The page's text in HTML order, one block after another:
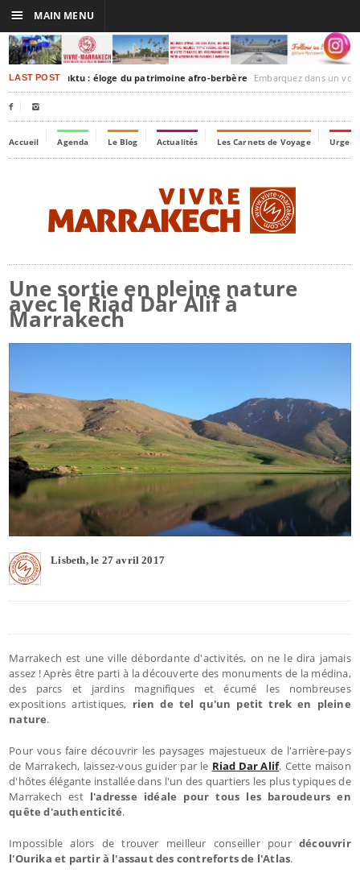
LAST POSTTimbuktu : éloge du patrimoine afro-berbère Embarquez dans un voyage culturel dans le
 
Accueil Agenda Le Blog Actualités Les Carnets de Voyage
Une sortie en pleine nature
avec le Riad Dar Alif à
Marrakech
Lisbeth, le 27 avril 2017
Marrakech est une ville débordante d'activités, on ne le dira jamais
assez ! Après être parti à la découverte des monuments de la médina,
des parcs et jardins magnifiques et écumé les nombreuses
expositions artistiques, rien de tel qu'un petit trek en pleine
nature.
Pour vous faire découvrir les paysages majestueux de l'arrière-pays
de Marrakech, laissez-vous guider par le Riad Dar Alif. Cette maison
d'hôtes élégante installée dans l'un des quartiers les plus typiques de
Marrakech estl'adresse idéale pour tous les baroudeurs en
quête d'authenticité.
Impossible alors de trouver meilleur conseiller pourdécouvrir
l'Ourika et partir à l'assaut des contreforts de l'Atlas.
☰ MAIN MENU